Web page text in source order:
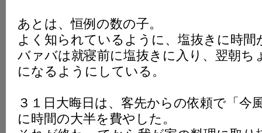
あとは、恒例の数の子。
よく知られているように、塩抜きに時間
バァバは就寝前に塩抜きに入り、翌朝ち
になるようにしている。
３１日大晦日は、客先からの依頼で「今
に時間の大半を費やした。